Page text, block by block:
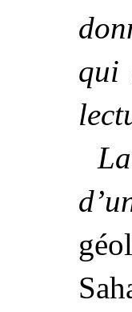
qui